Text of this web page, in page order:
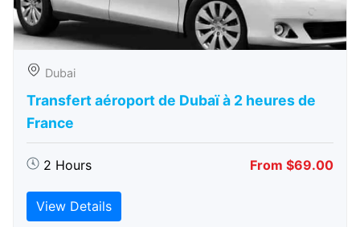
Dubai
Transfert aéroport de Dubaï à 2 heures de
France
2 Hours From $69.00
View Details